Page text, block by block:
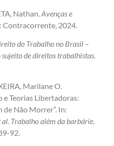
Nathan.Avenças e
Contracorrente, 2024.
do Trabalho no Brasil –
de direitos trabalhistas.
Marilane O.
e Teorias Libertadoras:
Não Morrer”. In:
al Trabalho além da barbárie.
92.